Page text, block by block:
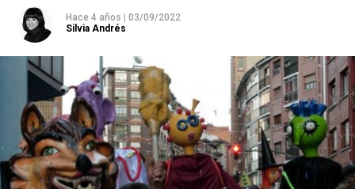
Hace 4 años
03/09/2022
Silvia Andrés